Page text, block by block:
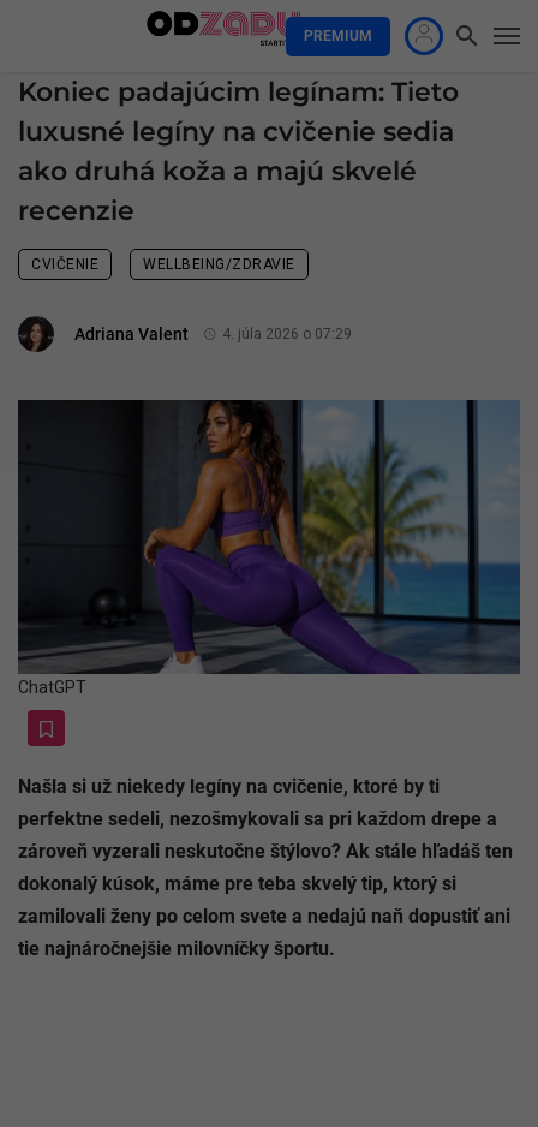
PREMIUM
Koniec padajúcim legínam: Tieto
luxusné legíny na cvičenie sedia
ako druhá koža a majú skvelé
recenzie
CVIČENIE WELLBEING/ZDRAVIE
Adriana Valent 4. júla 2026 o 07:29
ChatGPT
Našla si už niekedy legíny na cvičenie, ktoré by ti
perfektne sedeli, nezošmykovali sa pri každom drepe a
zároveň vyzerali neskutočne štýlovo? Ak stále hľadáš ten
dokonalý kúsok, máme pre teba skvelý tip, ktorý si
zamilovali ženy po celom svete a nedajú naň dopustiť ani
tie najnáročnejšie milovníčky športu.